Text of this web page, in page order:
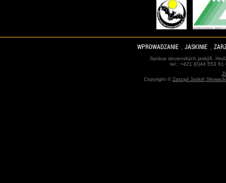
WPROWADZANIE JASKINIE
Správa slovenských jaskýň,
tel.: +421 (0)44 553
Copyright ©Zarząd Jaskiń